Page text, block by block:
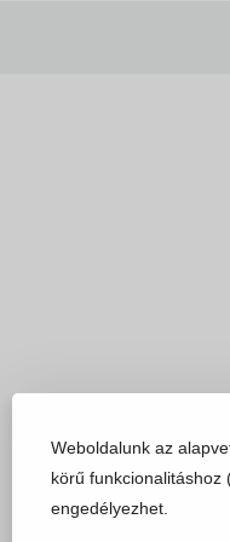
Weboldalunk az
körű funkcionalitáshoz
engedélyezhet.